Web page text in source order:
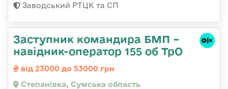
Заводський РТЦК та СП
Заступник командира БМП –
навідник-оператор 155 об ТрО
від 23000 до 53000 грн
Степанівка, Сумська область